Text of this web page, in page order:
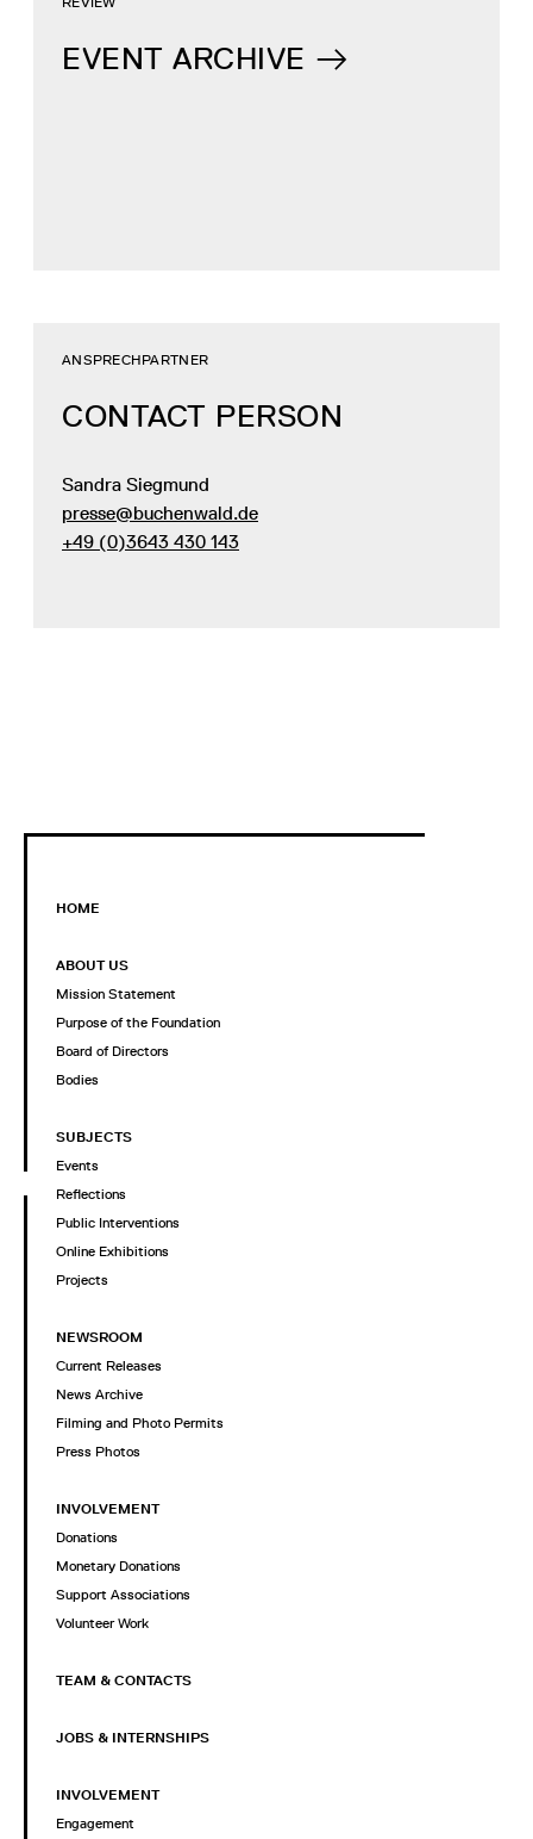
EVENT ARCHIVE
CONTACT PERSON
ANSPRECHPARTNER
Sandra Siegmund
presse@buchenwald.de
+49 (0)3643 430 143
HOME
ABOUT US
Mission Statement
Purpose of the Foundation
Board of Directors
Bodies
SUBJECTS
Events
Reflections
Public Interventions
Online Exhibitions
Projects
NEWSROOM
Current Releases
News Archive
Filming and Photo Permits
Press Photos
INVOLVEMENT
Donations
Monetary Donations
Support Associations
Volunteer Work
TEAM & CONTACTS
JOBS & INTERNSHIPS
INVOLVEMENT
Engagement